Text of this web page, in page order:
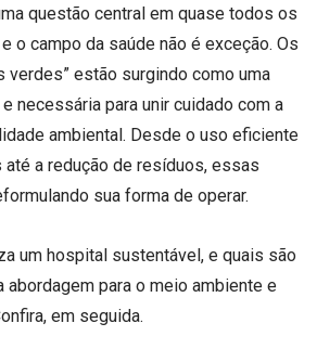
questão central em quase todos os
o campo da saúde não é exceção. Os
verdes” estão surgindo como uma
necessária para unir cuidado com a
ambiental. Desde o uso eficiente
a redução de resíduos, essas
sua forma de operar.
um hospital sustentável, e quais são
para o meio ambiente e
em seguida.